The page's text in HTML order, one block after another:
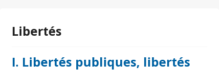
Libertés
I. Libertés publiques, libertés